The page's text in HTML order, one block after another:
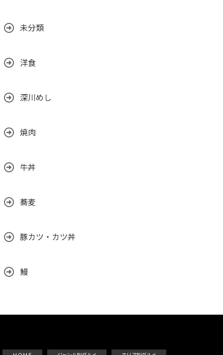
未分類
洋食
深川めし
焼肉
牛丼
蕎麦
豚カツ・カツ丼
鰻